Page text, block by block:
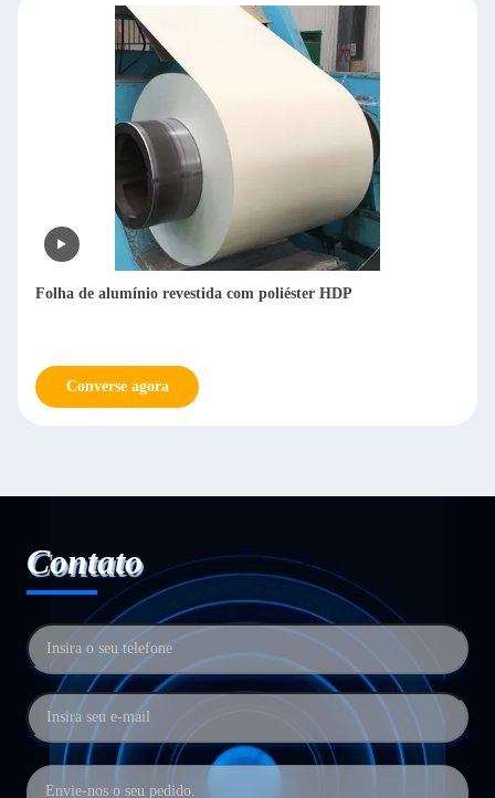
Folha de alumínio revestida com poliéster HDP
Converse agora
Contato